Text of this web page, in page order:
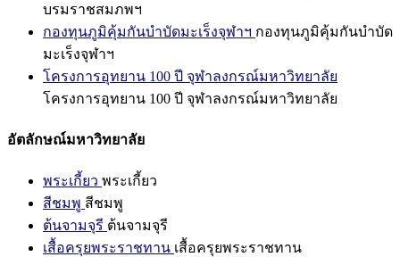
บรมราชสมภพฯ
กองทุนภูมิคุ้มกันบำบัดมะเร็งจุฬาฯ กองทุนภูมิคุ้มกันบำบัด
มะเร็งจุฬาฯ
โครงการอุทยาน 100 ปี จุฬาลงกรณ์มหาวิทยาลัย
โครงการอุทยาน 100 ปี จุฬาลงกรณ์มหาวิทยาลัย
อัตลักษณ์มหาวิทยาลัย
พระเกี้ยว พระเกี้ยว
สีชมพู สีชมพู
ต้นจามจุรี ต้นจามจุรี
เสื้อครุยพระราชทาน เสื้อครุยพระราชทาน